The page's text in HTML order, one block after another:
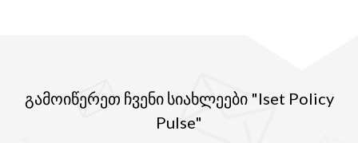
გამოიწერეთ ჩვენი სიახლეები "Iset Policy
Pulse"